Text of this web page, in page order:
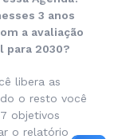
3 anos
a avaliação
para 2030?
libera as
o resto você
objetivos
o relatório